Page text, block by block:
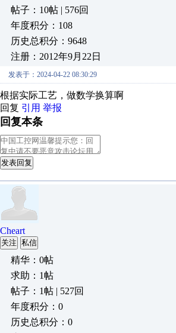
帖子：10帖 | 576回
年度积分：108
历史总积分：9648
注册：2012年9月22日
发表于：2024-04-22 08:30:29
根据实际工艺，做数学换算啊
回复 引用 举报
回复本条
发表回复
Cheart
关注 私信
精华：0帖
求助：1帖
帖子：1帖 | 527回
年度积分：0
历史总积分：0